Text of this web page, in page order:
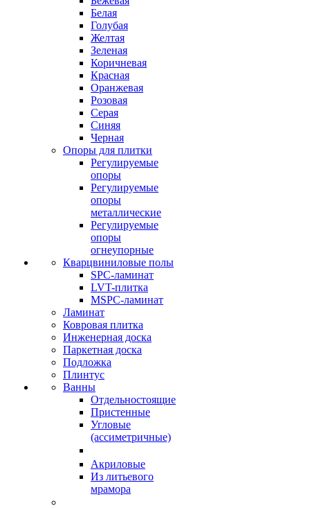
Белая
Голубая
Желтая
Зеленая
Коричневая
Красная
Оранжевая
Розовая
Серая
Синяя
Черная
Опоры для плитки
Регулируемые
опоры
Регулируемые
опоры
металлические
Регулируемые
опоры
огнеупорные
Кварцвиниловые полы
SPC-ламинат
LVT-плитка
MSPC-ламинат
Ламинат
Ковровая плитка
Инженерная доска
Паркетная доска
Подложка
Плинтус
Ванны
Отдельностоящие
Пристенные
Угловые
(ассиметричные)
Акриловые
Из литьевого
мрамора